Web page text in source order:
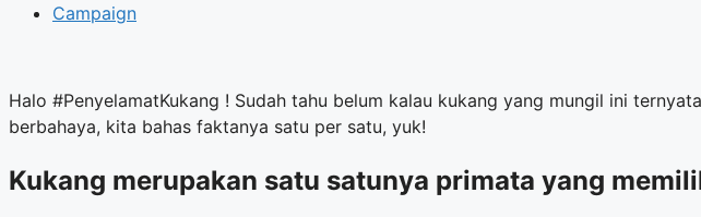
Campaign
Halo #PenyelamatKukang ! Sudah tahu belum kalau kukang yang mungil ini
berbahaya, kita bahas faktanya satu per satu, yuk!
Kukang merupakan satu satunya primata yang